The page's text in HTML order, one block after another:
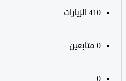
410 الزيارات
متابعين